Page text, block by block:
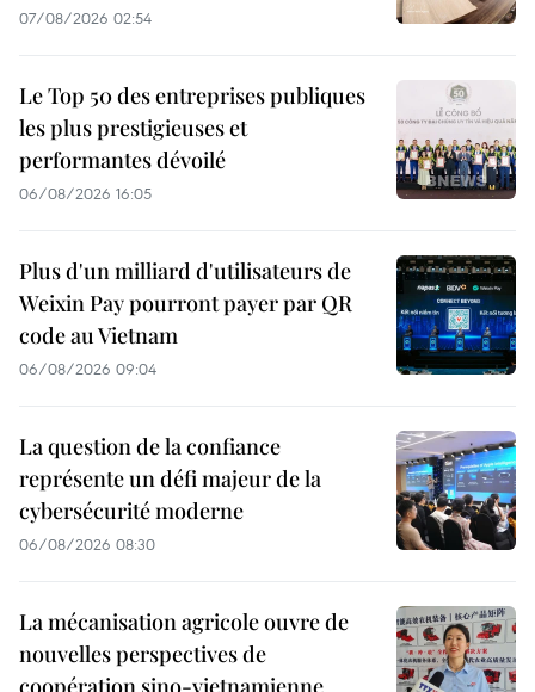
07/08/2026 02:54
Le Top 50 des entreprises publiques
les plus prestigieuses et
performantes dévoilé
06/08/2026 16:05
Plus d'un milliard d'utilisateurs de
Weixin Pay pourront payer par QR
code au Vietnam
06/08/2026 09:04
La question de la confiance
représente un défi majeur de la
cybersécurité moderne
06/08/2026 08:30
La mécanisation agricole ouvre de
nouvelles perspectives de
coopération sino-vietnamienne